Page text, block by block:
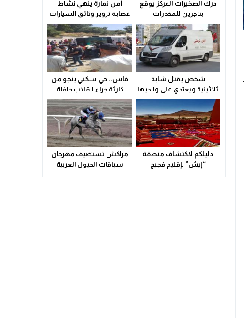
21:02 ولاية أمن وجدة تُقرب خدمات بطاقة التعريف الوطنية من سكان
23:31 سوء التدبير و التسيير في القطاع الصحي المحلي يشعل التوتر
درك الصخيرات المركز يوقع
بتاجرين للمخدرات
أمن تمارة ينهي نشاط
عصابة تزوير وثائق السيارات
شخص يقتل شابة
ثلاثينية ويعتدي على والديها
بالسلاح الأبيض
فاس.. حي سكني ينجو من
كارثة جراء انقلاب حافلة
(صور)
دليلكم لاكتشاف منطقة
“إيش” بإقليم فجيج
مراكش تستضيف مهرجان
سباقات الخيول العربية